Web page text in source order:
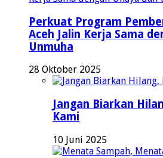
Perkuat Program
Aceh Jalin Kerja Sama
Unmuha
28 Oktober 2025
Jangan Biarkan
Kami
10 Juni 2025